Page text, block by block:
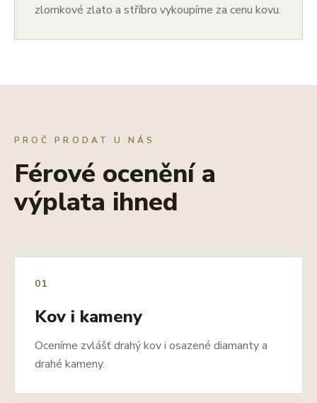
zlomkové zlato a stříbro vykoupíme za cenu kovu.
PROČ PRODAT U NÁS
Férové ocenění a
výplata ihned
01
Kov i kameny
Oceníme zvlášť drahý kov i osazené diamanty a
drahé kameny.